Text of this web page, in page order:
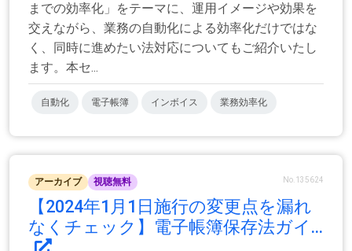
までの効率化」をテーマに、運用イメージや効果を
交えながら、業務の自動化による効率化だけではな
く、同時に進めたい法対応についてもご紹介いたし
ます。本セ...
自動化 電子帳簿 インボイス 業務効率化
アーカイブ 視聴無料 No.135624
【2024年1月1日施行の変更点を漏れ
なくチェック】電子帳簿保存法ガイ...